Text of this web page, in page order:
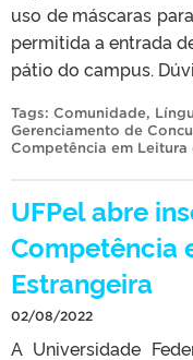
uso de máscaras
permitida a entrada
pátio do campus.
Tags: Comunidade,
Gerenciamento de
Competência em Leitura
UFPel abre
Competência
Estrangeira
02/08/2022
A Universidade